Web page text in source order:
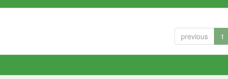
previous 1